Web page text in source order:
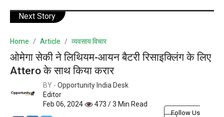
Next Story
Home Article व्यवसाय विचार
ओमेगा सेकी ने लिथियम-आयन बैटरी रिसाइक्लिंग के लिए
Attero के साथ किया करार
BY - Opportunity India Desk
Editor
Feb 06, 2024
473 / 3 Min Read
Follow Us